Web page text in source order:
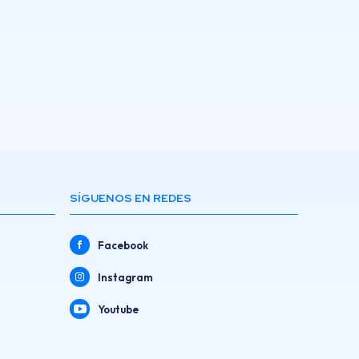
SÍGUENOS EN REDES
Facebook
Instagram
Youtube